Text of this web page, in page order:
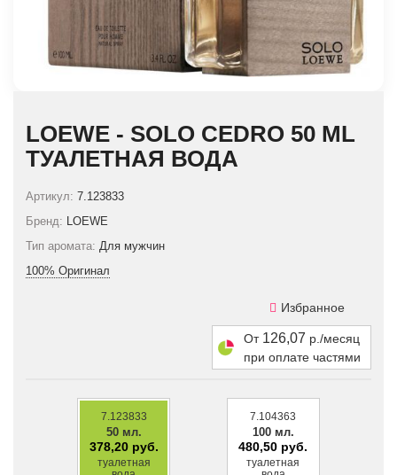
LOEWE - SOLO CEDRO 50 ML
ТУАЛЕТНАЯ ВОДА
Артикул: 7.123833
Бренд: LOEWE
Тип аромата: Для мужчин
100% Оригинал
Избранное
От 126,07 р./месяц
при оплате частями
7.123833
50 мл.
378,20 руб.
туалетная
7.104363
100 мл.
480,50 руб.
туалетная